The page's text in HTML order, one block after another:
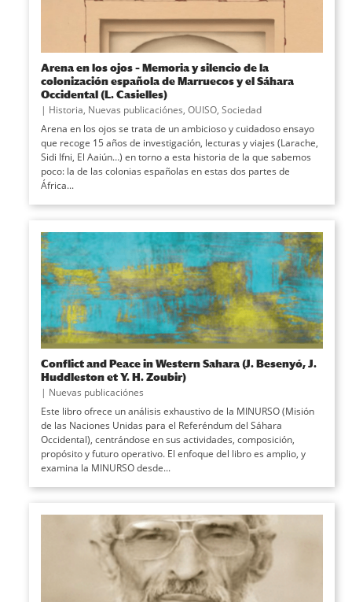
Arena en los ojos – Memoria y silencio de la
colonización española de Marruecos y el Sáhara
Occidental (L. Casielles)
| Historia, Nuevas publicaciónes, OUISO, Sociedad
Arena en los ojos se trata de un ambicioso y cuidadoso ensayo
que recoge 15 años de investigación, lecturas y viajes (Larache,
Sidi Ifni, El Aaiún…) en torno a esta historia de la que sabemos
poco: la de las colonias españolas en estas dos partes de
África...
Conflict and Peace in Western Sahara (J. Besenyó, J.
Huddleston et Y. H. Zoubir)
| Nuevas publicaciónes
Este libro ofrece un análisis exhaustivo de la MINURSO (Misión
de las Naciones Unidas para el Referéndum del Sáhara
Occidental), centrándose en sus actividades, composición,
propósito y futuro operativo. El enfoque del libro es amplio, y
examina la MINURSO desde...